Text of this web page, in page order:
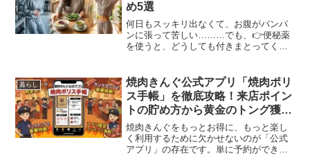
め5選
何日もスッキリ出なくて、お腹がパンパ
ンに張って苦しい………でも、👉便秘薬
を使うと、どうしても付きまとってく
るとクセになって、自力で出せなくなり
そう・サプリメントはお金...
暮らし
焼肉きんぐ公式アプリ「焼肉ポリ
ス手帳」を徹底攻略！来店ポイン
トの貯め方から黄金のトング獲得
までの道のり
焼肉きんぐをもっとお得に、もっと楽し
く利用するために欠かせないのが「公式
アプリ」の存在です。単に予約ができた